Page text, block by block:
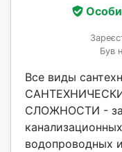
Був
Все виды
СЛОЖНОСТИ -
водопроводных